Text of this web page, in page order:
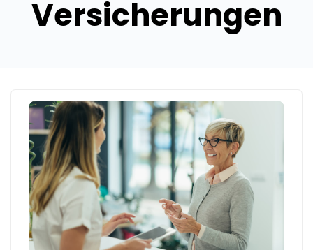
Versicherungen